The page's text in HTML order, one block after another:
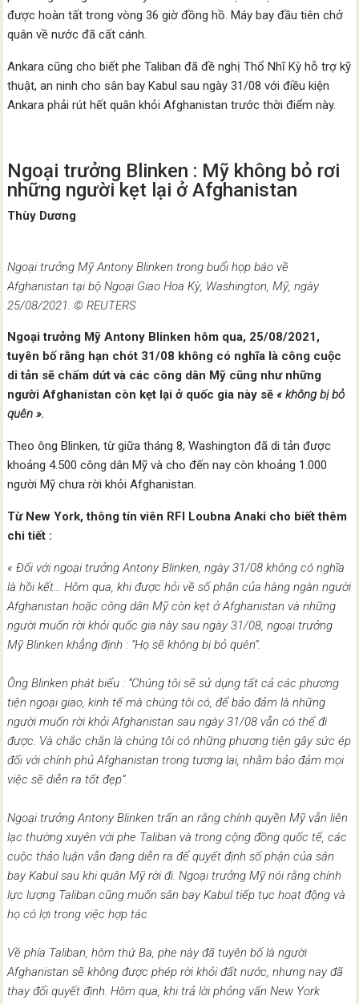
được hoàn tất trong vòng 36 giờ đồng hồ. Máy bay đầu tiên chở
quân về nước đã cất cánh.
Ankara cũng cho biết phe Taliban đã đề nghị Thổ Nhĩ Kỳ hỗ trợ kỹ
thuật, an ninh cho sân bay Kabul sau ngày 31/08 với điều kiện
Ankara phải rút hết quân khỏi Afghanistan trước thời điểm này.
Ngoại trưởng Blinken : Mỹ không bỏ rơi
những người kẹt lại ở Afghanistan
Thùy Dương
Ngoại trưởng Mỹ Antony Blinken trong buổi họp báo về
Afghanistan tại bộ Ngoại Giao Hoa Kỳ, Washington, Mỹ, ngày
25/08/2021. © REUTERS
Ngoại trưởng Mỹ Antony Blinken hôm qua, 25/08/2021,
tuyên bố rằng hạn chót 31/08 không có nghĩa là công cuộc
di tản sẽ chấm dứt và các công dân Mỹ cũng như những
người Afghanistan còn kẹt lại ở quốc gia này sẽ« không bị bỏ
quên ».
Theo ông Blinken, từ giữa tháng 8, Washington đã di tản được
khoảng 4.500 công dân Mỹ và cho đến nay còn khoảng 1.000
người Mỹ chưa rời khỏi Afghanistan.
Từ New York, thông tín viên RFI Loubna Anaki cho biết thêm
chi tiết :
« Đối với ngoại trưởng Antony Blinken, ngày 31/08 không có nghĩa
là hồi kết… Hôm qua, khi được hỏi về số phận của hàng ngàn người
Afghanistan hoặc công dân Mỹ còn kẹt ở Afghanistan và những
người muốn rời khỏi quốc gia này sau ngày 31/08, ngoại trưởng
Mỹ Blinken khẳng định : “Họ sẽ không bị bỏ quên”.
Ông Blinken phát biểu : “Chúng tôi sẽ sử dụng tất cả các phương
tiện ngoại giao, kinh tế mà chúng tôi có, để bảo đảm là những
người muốn rời khỏi Afghanistan sau ngày 31/08 vẫn có thể đi
được. Và chắc chắn là chúng tôi có những phương tiện gây sức ép
đối với chính phủ Afghanistan trong tương lai, nhằm bảo đảm mọi
việc sẽ diễn ra tốt đẹp”.
Ngoại trưởng Antony Blinken trấn an rằng chính quyền Mỹ vẫn liên
lạc thường xuyên với phe Taliban và trong cộng đồng quốc tế, các
cuộc thảo luận vẫn đang diễn ra để quyết định số phận của sân
bay Kabul sau khi quân Mỹ rời đi. Ngoại trưởng Mỹ nói rằng chính
lực lượng Taliban cũng muốn sân bay Kabul tiếp tục hoạt động và
họ có lợi trong việc hợp tác.
Về phía Taliban, hôm thứ Ba, phe này đã tuyên bố là người
Afghanistan sẽ không được phép rời khỏi đất nước, nhưng nay đã
thay đổi quyết định. Hôm qua, khi trả lời phỏng vấn New York